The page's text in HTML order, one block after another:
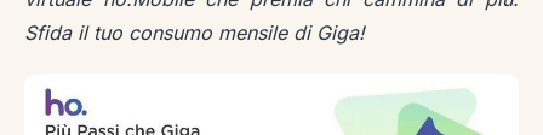
Sfida il tuo consumo mensile di Giga!